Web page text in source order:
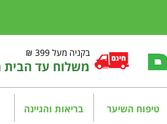
בקניה מעל 399 ₪
משלוח עד הבית
טיפוח השיער בריאות והגיינה